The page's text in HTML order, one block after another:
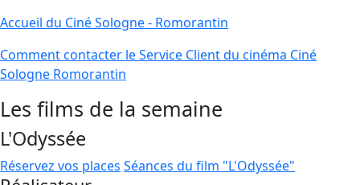
Accueil du Ciné Sologne - Romorantin
Comment contacter le Service Client du cinéma Ciné
Sologne Romorantin
Les films de la semaine
L'Odyssée
Réservez vos places Séances du film "L'Odyssée"